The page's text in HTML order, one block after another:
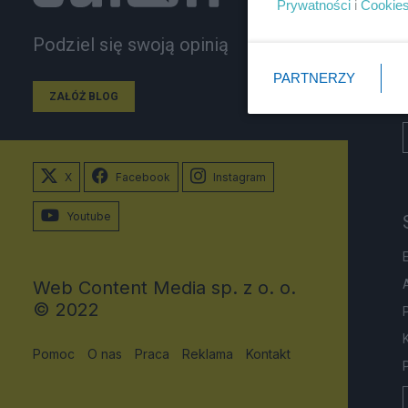
Podziel się swoją opinią
ZAŁÓŻ BLOG
X Facebook Instagram
Youtube
Web Content Media sp. z o. o.
© 2022
Pomoc O nas Praca Reklama Kontakt
Prywatności i Cookies
PARTNERZY